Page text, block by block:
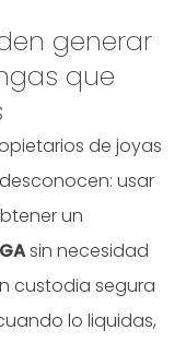
generar
que
de joyas
usar
un
sin necesidad
custodia segura
lo liquidas,